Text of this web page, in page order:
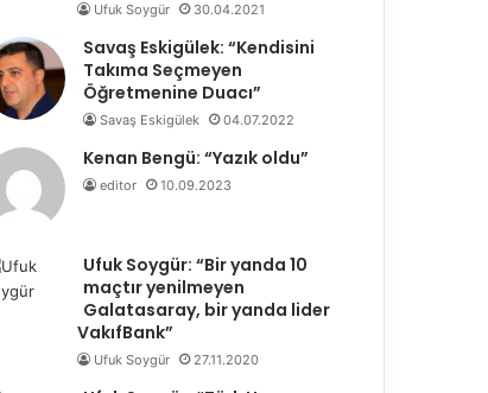
Ufuk Soygür 30.04.2021
Savaş Eskigülek: “Kendisini
Takıma Seçmeyen
Öğretmenine Duacı”
Savaş Eskigülek 04.07.2022
Kenan Bengü: “Yazık oldu”
editor 10.09.2023
Ufuk Soygür: “Bir yanda 10
maçtır yenilmeyen
Galatasaray, bir yanda lider
VakıfBank”
Ufuk Soygür 27.11.2020